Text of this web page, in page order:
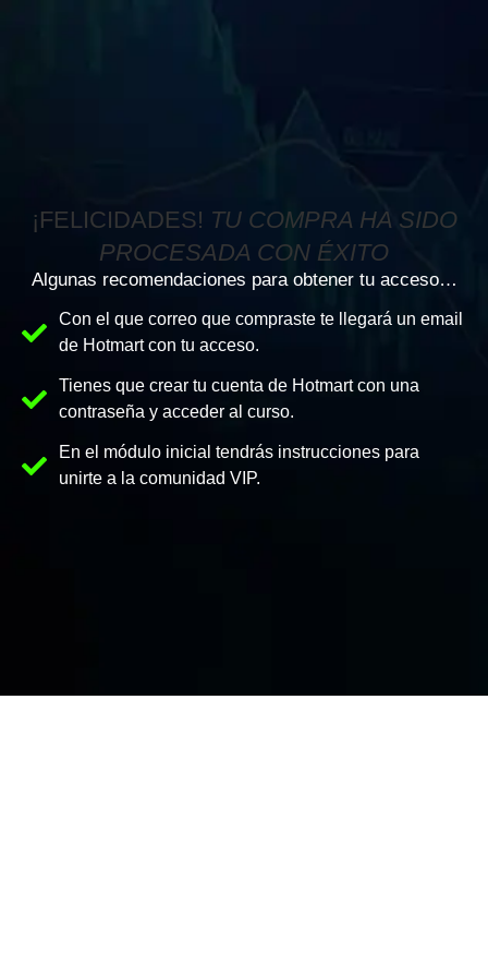
¡FELICIDADES! TU COMPRA HA SIDO
PROCESADA CON ÉXITO
Algunas recomendaciones para obtener tu acceso…
Con el que correo que compraste te llegará un email
de Hotmart con tu acceso.
Tienes que crear tu cuenta de Hotmart con una
contraseña y acceder al curso.
En el módulo inicial tendrás instrucciones para
unirte a la comunidad VIP.